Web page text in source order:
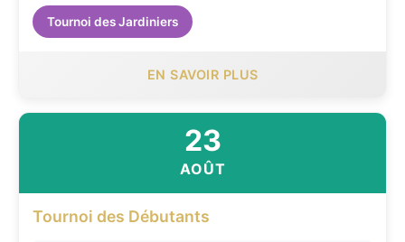
Tournoi des Jardiniers
EN SAVOIR PLUS
23
AOÛT
Tournoi des Débutants